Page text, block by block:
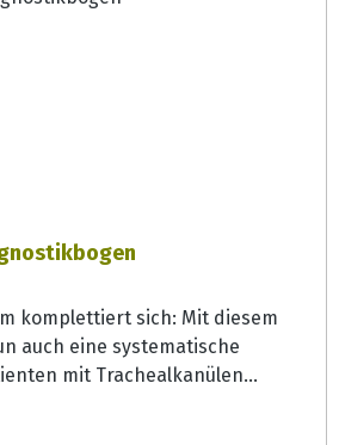
komplettiert sich: Mit diesem
auch eine systematische
mit Trachealkanülen
eine umfängliche
Beobachtungs- und